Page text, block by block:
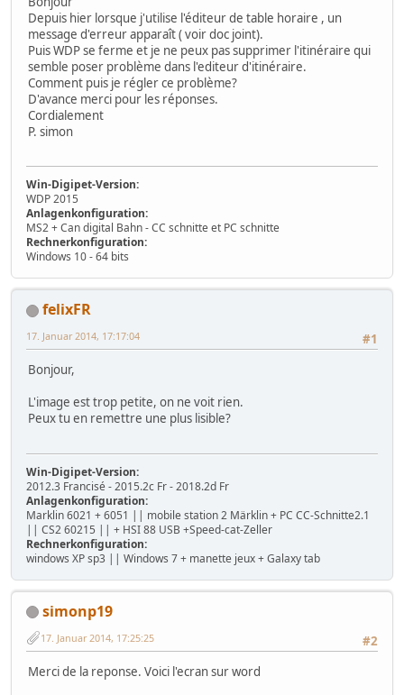
Depuis hier lorsque j'utilise l'éditeur de table horaire , un
message d'erreur apparaît ( voir doc joint).
Puis WDP se ferme et je ne peux pas supprimer l'itinéraire qui
semble poser problème dans l'editeur d'itinéraire.
Comment puis je régler ce problème?
D'avance merci pour les réponses.
Cordialement
P. simon
Win-Digipet-Version:
WDP 2015
Anlagenkonfiguration:
MS2 + Can digital Bahn - CC schnitte et PC schnitte
Rechnerkonfiguration:
Windows 10 - 64 bits
felixFR
#1
17. Januar 2014, 17:17:04
Bonjour,
L'image est trop petite, on ne voit rien.
Peux tu en remettre une plus lisible?
Win-Digipet-Version:
2012.3 Francisé - 2015.2c Fr - 2018.2d Fr
Anlagenkonfiguration:
Marklin 6021 + 6051 || mobile station 2 Märklin + PC CC-Schnitte2.1
|| CS2 60215 || + HSI 88 USB +Speed-cat-Zeller
Rechnerkonfiguration:
windows XP sp3 || Windows 7 + manette jeux + Galaxy tab
simonp19
#2
17. Januar 2014, 17:25:25
Merci de la reponse. Voici l'ecran sur word